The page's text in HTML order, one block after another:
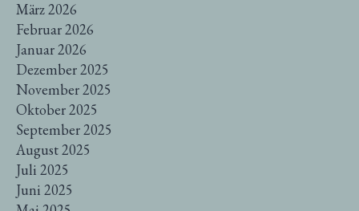
März 2026
Februar 2026
Januar 2026
Dezember 2025
November 2025
Oktober 2025
September 2025
August 2025
Juli 2025
Juni 2025